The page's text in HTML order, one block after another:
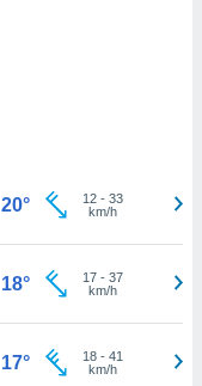
20° 12- 33
km/h
18° 17- 37
km/h
17° 18- 41
km/h